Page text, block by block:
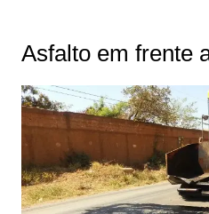
Asfalto em frente